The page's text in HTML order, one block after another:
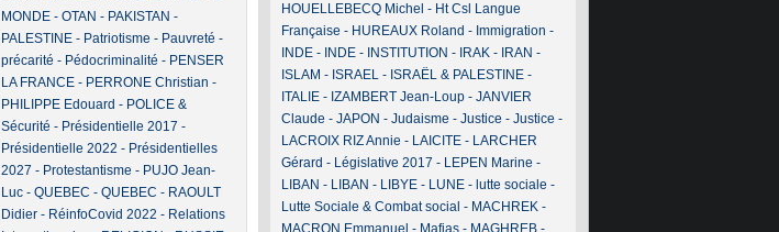
MONDE- OTAN - PAKISTAN -
PALESTINE- Patriotisme - Pauvreté -
précarité - Pédocriminalité - PENSER
LA FRANCE- PERRONE Christian -
PHILIPPE Edouard - POLICE &
Sécurité - Présidentielle 2017 -
Présidentielle 2022 - Présidentielles
2027 - Protestantisme - PUJO Jean-
Luc- QUEBEC - QUEBEC - RAOULT
Didier- RéinfoCovid 2022 - Relations
HOUELLEBECQ Michel - Ht Csl Langue
Française - HUREAUX Roland - Immigration -
INDE- INDE- INSTITUTION - IRAK- IRAN -
ISLAM - ISRAEL- ISRAËL & PALESTINE-
ITALIE- IZAMBERT Jean-Loup- JANVIER
Claude - JAPON - Judaisme - Justice - Justice -
LACROIX RIZ Annie - LAICITE- LARCHER
Gérard - Législative 2017 - LEPEN Marine -
LIBAN - LIBAN - LIBYE- LUNE- lutte sociale -
Lutte Sociale & Combat social - MACHREK-
MACRON Emmanuel - Mafias- MAGHREB-